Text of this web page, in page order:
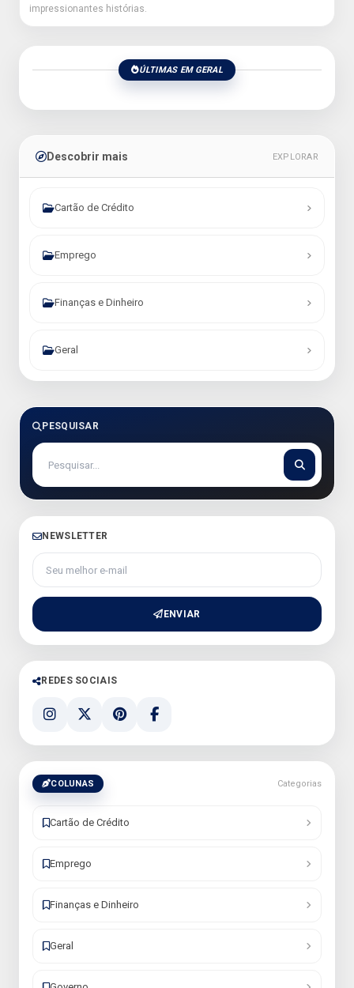
impressionantes histórias.
ÚLTIMAS EM GERAL
Descobrir mais EXPLORAR
Cartão de Crédito
Emprego
Finanças e Dinheiro
Geral
PESQUISAR
NEWSLETTER
Seu melhor e-mail
ENVIAR
REDES SOCIAIS
COLUNAS Categorias
Cartão de Crédito
Emprego
Finanças e Dinheiro
Geral